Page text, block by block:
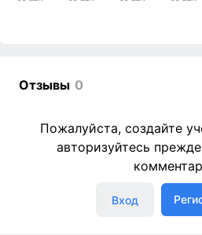
Отзывы 0
Пожалуйста, создайте
авторизуйтесь
Вход